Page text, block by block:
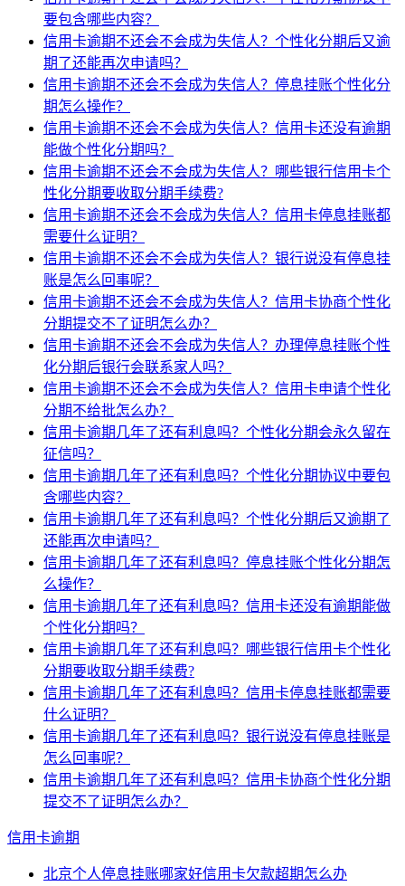
要包含哪些内容？
信用卡逾期不还会不会成为失信人？个性化分期后又逾
期了还能再次申请吗？
信用卡逾期不还会不会成为失信人？停息挂账个性化分
期怎么操作？
信用卡逾期不还会不会成为失信人？信用卡还没有逾期
能做个性化分期吗？
信用卡逾期不还会不会成为失信人？哪些银行信用卡个
性化分期要收取分期手续费?
信用卡逾期不还会不会成为失信人？信用卡停息挂账都
需要什么证明？
信用卡逾期不还会不会成为失信人？银行说没有停息挂
账是怎么回事呢？
信用卡逾期不还会不会成为失信人？信用卡协商个性化
分期提交不了证明怎么办？
信用卡逾期不还会不会成为失信人？办理停息挂账个性
化分期后银行会联系家人吗？
信用卡逾期不还会不会成为失信人？信用卡申请个性化
分期不给批怎么办？
信用卡逾期几年了还有利息吗？个性化分期会永久留在
征信吗？
信用卡逾期几年了还有利息吗？个性化分期协议中要包
含哪些内容？
信用卡逾期几年了还有利息吗？个性化分期后又逾期了
还能再次申请吗？
信用卡逾期几年了还有利息吗？停息挂账个性化分期怎
么操作？
信用卡逾期几年了还有利息吗？信用卡还没有逾期能做
个性化分期吗？
信用卡逾期几年了还有利息吗？哪些银行信用卡个性化
分期要收取分期手续费?
信用卡逾期几年了还有利息吗？信用卡停息挂账都需要
什么证明？
信用卡逾期几年了还有利息吗？银行说没有停息挂账是
怎么回事呢？
信用卡逾期几年了还有利息吗？信用卡协商个性化分期
提交不了证明怎么办？
信用卡逾期
北京个人停息挂账哪家好信用卡欠款超期怎么办